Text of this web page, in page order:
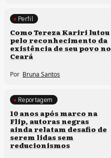
Comunidades tradicionais
Perfil
Como Tereza Kariri lutou
pelo reconhecimento da
existência de seu povo no
Ceará
Por Bruna Santos
Processos artísticos
Reportagem
10 anos após marco na
Flip, autoras negras
ainda relatam desafio de
serem lidas sem
reducionismos